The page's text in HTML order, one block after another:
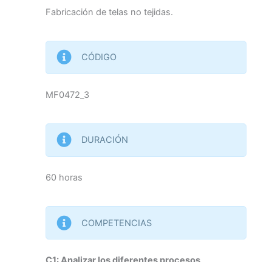
Fabricación de telas no tejidas.
CÓDIGO
MF0472_3
DURACIÓN
60 horas
COMPETENCIAS